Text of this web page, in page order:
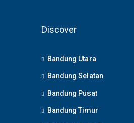
Discover
Bandung Utara
Bandung Selatan
Bandung Pusat
Bandung Timur